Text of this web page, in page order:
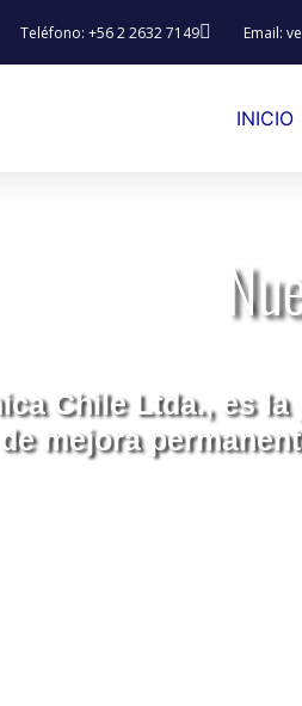
Teléfono: +56 2 2632 7149 Email:
INICIO
Chile Ltda., es
mejora